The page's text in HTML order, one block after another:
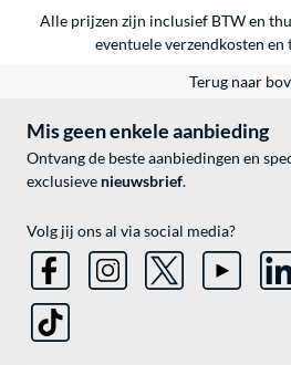
Alle prijzen zijn inclusief BTW en
eventueleverzendkosten en
Terug naar
Mis geen enkele aanbieding
Ontvang de beste aanbiedingen en
exclusieve nieuwsbrief.
Volg jij ons al via social media?